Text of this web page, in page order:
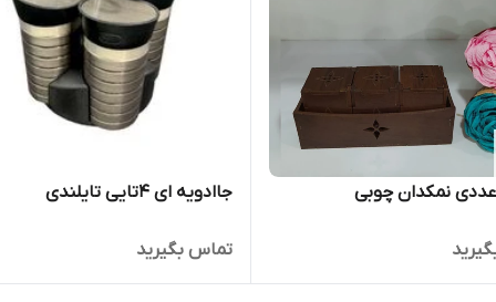
جاادویه ای 4تایی تایلندی
تماس بگیرید